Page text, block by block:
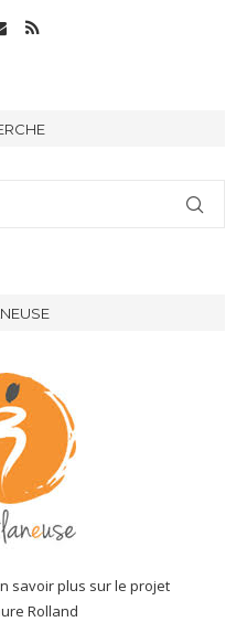
savoir plus sur le projet
Rolland